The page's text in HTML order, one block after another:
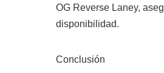
OG Reverse Laney,
disponibilidad.
Conclusión